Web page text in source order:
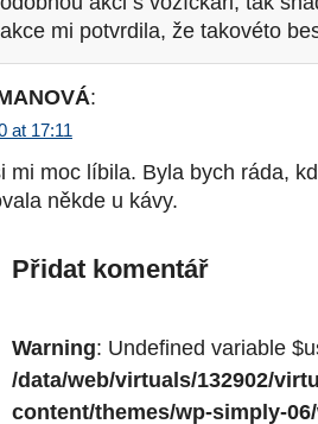
mi potvrdila, že takovéto
:
at 17:11
mi moc líbila. Byla bych ráda,
někde u kávy.
Přidat komentář
Warning: Undefined variable
/data/web/virtuals/132902/
content/themes/wp-simply-